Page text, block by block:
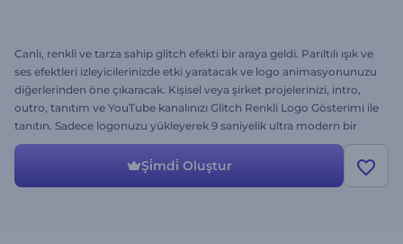
Canlı, renkli ve tarza sahip glitch efekti bir araya geldi. Parıltılı ışık ve
ses efektleri izleyicilerinizde etki yaratacak ve logo animasyonunuzu
diğerlerinden öne çıkaracak. Kişisel veya şirket projelerinizi, intro,
outro, tanıtım ve YouTube kanalınızı Glitch Renkli Logo Gösterimi ile
tanıtın. Sadece logonuzu yükleyerek 9 saniyelik ultra modern bir
açılışa dakikalar içinde sahip olun. Ücretsiz deneyin!
Şi̇mdi̇ Oluştur